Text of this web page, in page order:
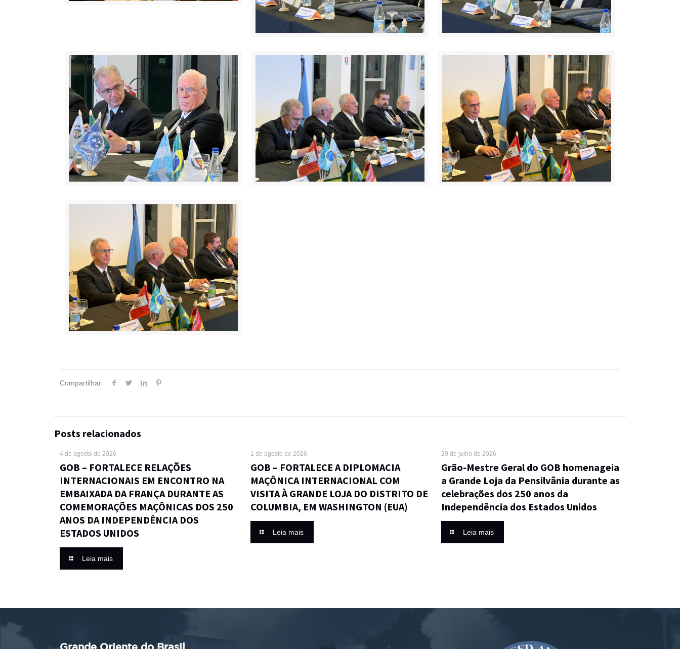
Compartilhar
Posts relacionados
4 de agosto de 2026
GOB – FORTALECE RELAÇÕES
INTERNACIONAIS EM ENCONTRO NA
EMBAIXADA DA FRANÇA DURANTE AS
COMEMORAÇÕES MAÇÔNICAS DOS 250
ANOS DA INDEPENDÊNCIA DOS
ESTADOS UNIDOS
Leia mais
1 de agosto de 2026
GOB – FORTALECE A DIPLOMACIA
MAÇÔNICA INTERNACIONAL COM
VISITA À GRANDE LOJA DO DISTRITO DE
COLUMBIA, EM WASHINGTON (EUA)
Leia mais
29 de julho de 2026
Grão-Mestre Geral do GOB homenageia
a Grande Loja da Pensilvânia durante as
celebrações dos 250 anos da
Independência dos Estados Unidos
Leia mais